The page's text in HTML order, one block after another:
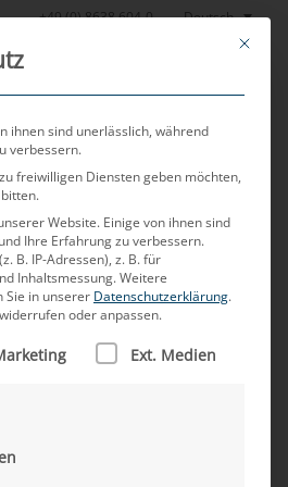
+49 (0) 8638 604-0 Deutsch
uns Karriere Kontakt
This
ihnen sind unerlässlich, während
verbessern.
freiwilligen Diensten geben möchten,
Website. Einige von ihnen sind
Ihre Erfahrung zu verbessern.
B. IP-Adressen), z. B. für
Inhaltsmessung.Weitere
Sie in unserer Datenschutzerklärung.
widerrufen oder anpassen.
FÜR DIE EINEExt. Medien